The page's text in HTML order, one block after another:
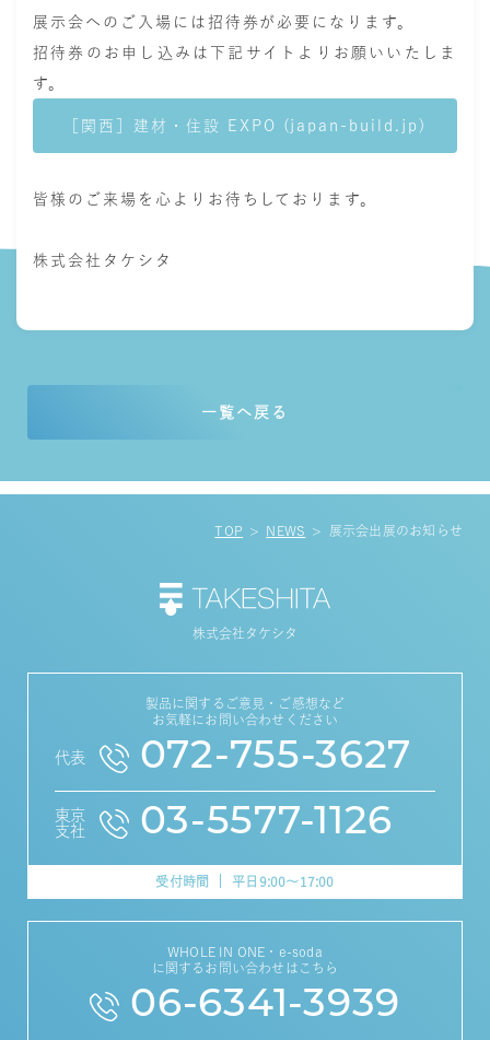
展示会へのご入場には招待券が必要になります。
招待券のお申し込みは下記サイトよりお願いいたしま
す。
［関西］建材・住設 EXPO (japan-build.jp)
皆様のご来場を心よりお待ちしております。
株式会社タケシタ
一覧へ戻る
TOP NEWS 展示会出展のお知らせ
株式会社タケシタ
製品に関するご意見・ご感想など
お気軽にお問い合わせください
代表 072-755-3627
東京
支社
03-5577-1126
受付時間 平日9:00～17:00
WHOLE IN ONE・e-soda
に関するお問い合わせはこちら
06-6341-3939